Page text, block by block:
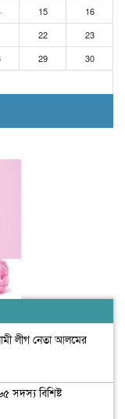
15
16
22
23
29
30
লীগ নেতা আলমের
সদস্য বিশিষ্ট